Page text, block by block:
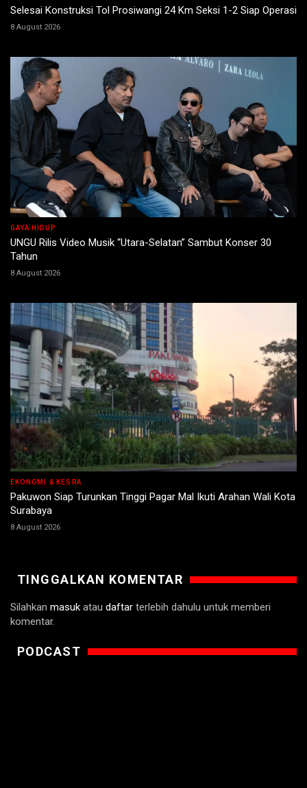
Selesai Konstruksi Tol Prosiwangi 24 Km Seksi 1-2 Siap Operasi
8 August 2026
GAYA HIDUP
UNGU Rilis Video Musik “Utara-Selatan” Sambut Konser 30
Tahun
8 August 2026
EKONOMI & KESRA
Pakuwon Siap Turunkan Tinggi Pagar Mal Ikuti Arahan Wali Kota
Surabaya
8 August 2026
TINGGALKAN KOMENTAR
Silahkan masuk atau daftar terlebih dahulu untuk memberi
komentar.
PODCAST